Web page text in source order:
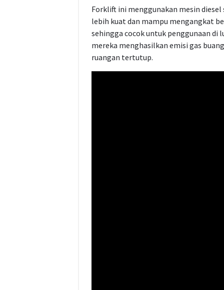
Forklift ini menggunakan mesin
lebih kuat dan mampu mengangkat
sehingga cocok untuk penggunaan di
mereka menghasilkan emisi gas
ruangan tertutup.